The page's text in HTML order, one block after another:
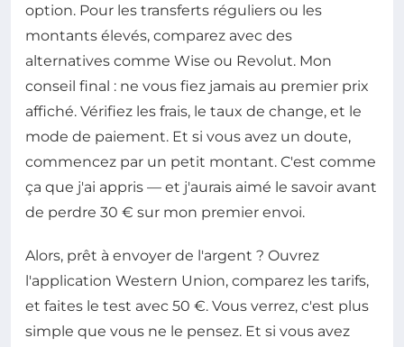
option. Pour les transferts réguliers ou les
montants élevés, comparez avec des
alternatives comme Wise ou Revolut. Mon
conseil final : ne vous fiez jamais au premier prix
affiché. Vérifiez les frais, le taux de change, et le
mode de paiement. Et si vous avez un doute,
commencez par un petit montant. C'est comme
ça que j'ai appris — et j'aurais aimé le savoir avant
de perdre 30 € sur mon premier envoi.
Alors, prêt à envoyer de l'argent ? Ouvrez
l'application Western Union, comparez les tarifs,
et faites le test avec 50 €. Vous verrez, c'est plus
simple que vous ne le pensez. Et si vous avez